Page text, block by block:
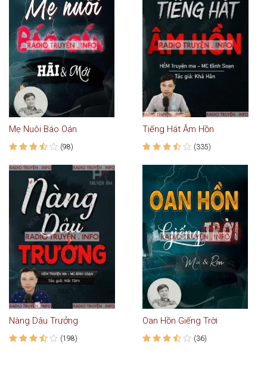
Mẹ Nuôi Báo Oán
(98)
Tiếng Hát Âm Hồn
(335)
Nàng Dâu Trưởng
(198)
Oan Hồn Giếng Trời
(36)